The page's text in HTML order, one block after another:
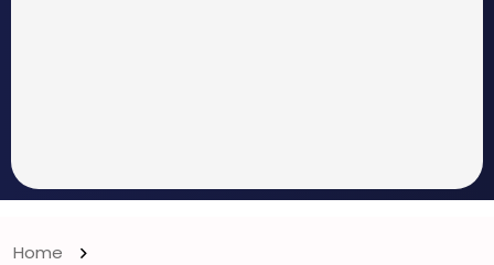
Home